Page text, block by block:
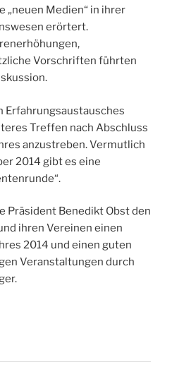
„neuen Medien“ in ihrer
erörtert.
Vorschriften führten
Erfahrungsaustausches
Treffen nach Abschluss
anzustreben. Vermutlich
2014 gibt es eine
Präsident Benedikt Obst den
ihren Vereinen einen
2014 und einen guten
Veranstaltungen durch